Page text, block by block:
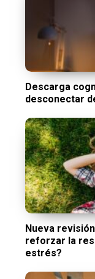
Descarga
desconectar
Nueva
reforzar la
estrés?